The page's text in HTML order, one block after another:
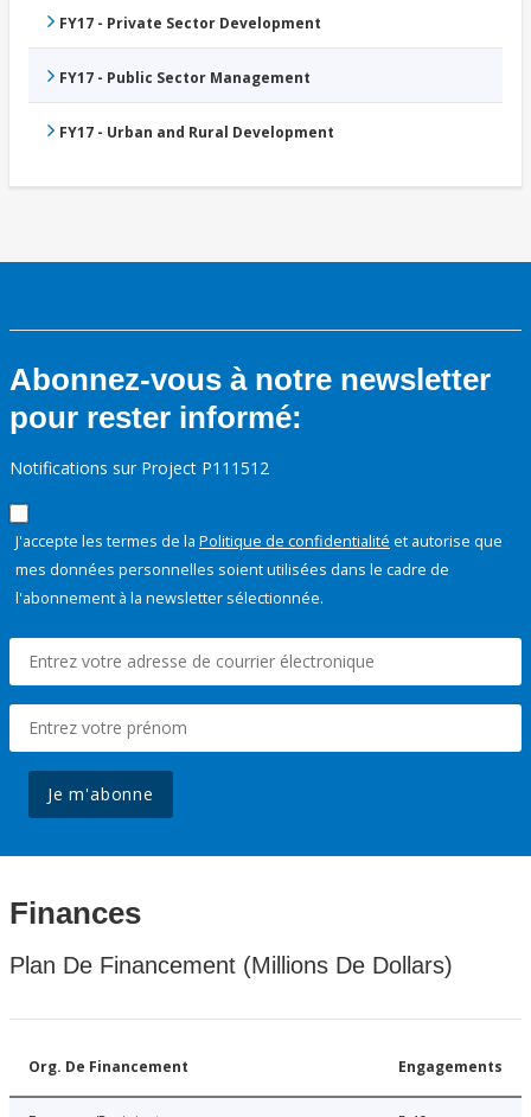
FY17 - Private Sector Development
FY17 - Public Sector Management
FY17 - Urban and Rural Development
Abonnez-vous à notre newsletter
pour rester informé:
Notifications sur Project P111512
J'accepte les termes de la Politique de confidentialité et autorise que
mes données personnelles soient utilisées dans le cadre de
l'abonnement à la newsletter sélectionnée.
Je m'abonne
Finances
Plan De Financement (Millions De Dollars)
Org. De Financement Engagements